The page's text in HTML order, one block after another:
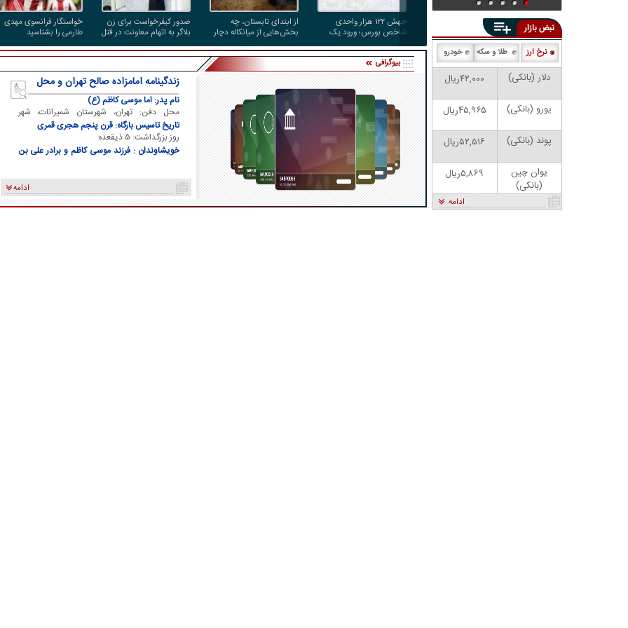
جهش ۱۲۲ هزار واحدی
شاخص بورس؛ ورود یک
همت پول حقیقی در آغاز
معاملات
از ابتدای تابستان، چه
بخش‌هایی از میانکاله دچار
آتش‌سوزی شده‌اند و وسعت
خسارت چقدر بوده است؟
صدور کیفرخواست برای زن
بلاگر به اتهام معاونت در قتل
شوهرش
خواستگار فرانسوی مهدی
طارمی را بشناسید
بیوگرافی
زندگینامه امامزاده صالح تهران و محل
دفن ایشان
نام پدر: اما موسی کاظم (ع)
محل دفن: تهران، شهرستان شمیرانات، شهر
تجریش
تاریخ تاسیس بارگاه: قرن پنجم هجری قمری
روز بزرگداشت: ۵ ذیقعده
خویشاوندان : فرزند موسی کاظم و برادر علی بن
ادامه
نبض بازار
نرخ ارز طلا و سکه خودرو
دلار (بانکی)
۴۲,۰۰۰ریال
یورو (بانکی)
۴۵,۹۶۵ریال
پوند (بانکی)
۵۲,۵۱۶ریال
یوان چین
(بانکی)
۵,۸۶۹ریال
ادامه